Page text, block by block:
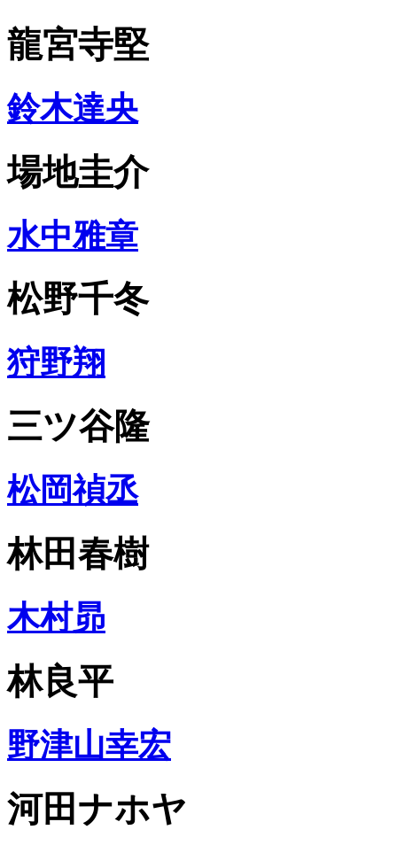
龍宮寺堅
鈴木達央
場地圭介
水中雅章
松野千冬
狩野翔
三ツ谷隆
松岡禎丞
林田春樹
木村昴
林良平
野津山幸宏
河田ナホヤ